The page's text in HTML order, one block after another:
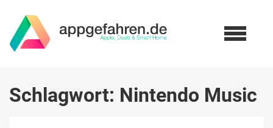
Schlagwort: Nintendo Music